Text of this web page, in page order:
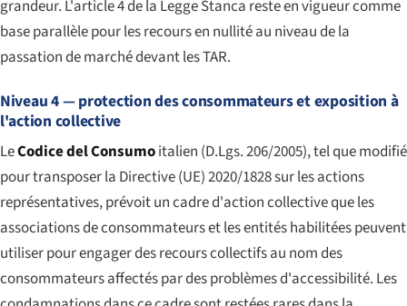
grandeur. L'article 4 de la Legge Stanca reste en vigueur comme
base parallèle pour les recours en nullité au niveau de la
passation de marché devant les TAR.
Niveau 4 — protection des consommateurs et exposition à
l'action collective
LeCodice del Consumoitalien (D.Lgs. 206/2005), tel que modifié
pour transposer la Directive (UE) 2020/1828 sur les actions
représentatives, prévoit un cadre d'action collective que les
associations de consommateurs et les entités habilitées peuvent
utiliser pour engager des recours collectifs au nom des
consommateurs affectés par des problèmes d'accessibilité. Les